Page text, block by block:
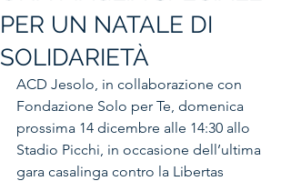
PER UN NATALE DI
SOLIDARIETÀ
ACD Jesolo, in collaborazione con
Fondazione Solo per Te, domenica
prossima 14 dicembre alle 14:30 allo
Stadio Picchi, in occasione dell’ultima
gara casalinga contro la Libertas